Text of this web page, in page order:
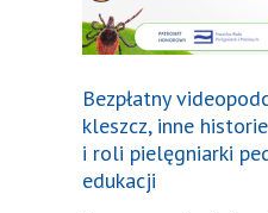
Bezpłatny
kleszcz, inne
i roli pielęgniarki
edukacji